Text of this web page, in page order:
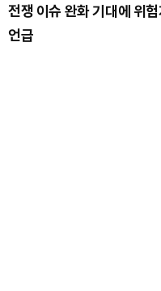
전쟁 이슈 완화 기대에 위
언급